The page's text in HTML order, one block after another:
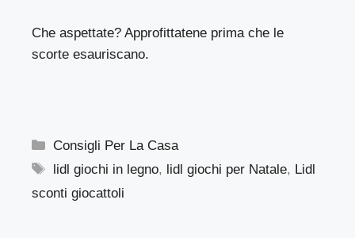
Che aspettate? Approfittatene prima che le
scorte esauriscano.
Categorie
Consigli Per La Casa
Tag
lidl giochi in legno, lidl giochi per Natale, Lidl
sconti giocattoli